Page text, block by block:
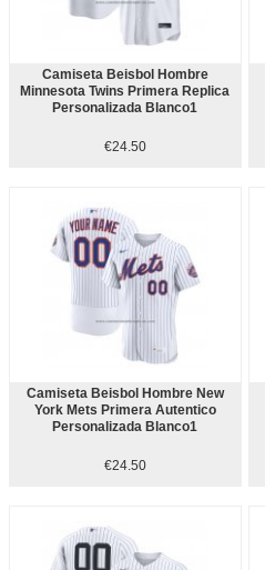
Camiseta Beisbol Hombre
Minnesota Twins Primera Replica
Personalizada Blanco1
€24.50
Camiseta Beisbol Hombre New
York Mets Primera Autentico
Personalizada Blanco1
€24.50